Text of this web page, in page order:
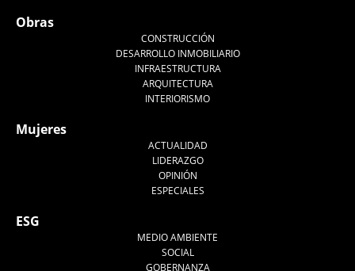
Obras
CONSTRUCCIÓN
DESARROLLO INMOBILIARIO
INFRAESTRUCTURA
ARQUITECTURA
INTERIORISMO
Mujeres
ACTUALIDAD
LIDERAZGO
OPINIÓN
ESPECIALES
ESG
MEDIO AMBIENTE
SOCIAL
GOBERNANZA